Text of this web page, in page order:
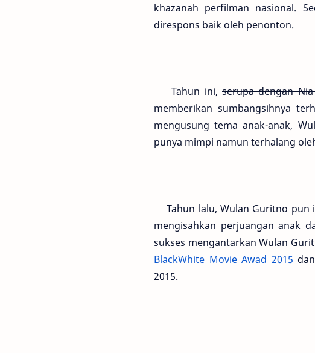
khazanah perfilman nasional.
direspons baik oleh penonton.
Tahun ini, serupa dengan
memberikan sumbangsihnya
mengusung tema anak-anak,
punya mimpi namun terhalang
Tahun lalu, Wulan Guritno pun
mengisahkan perjuangan anak
sukses mengantarkan Wulan
BlackWhite Movie Awad 2015
2015.